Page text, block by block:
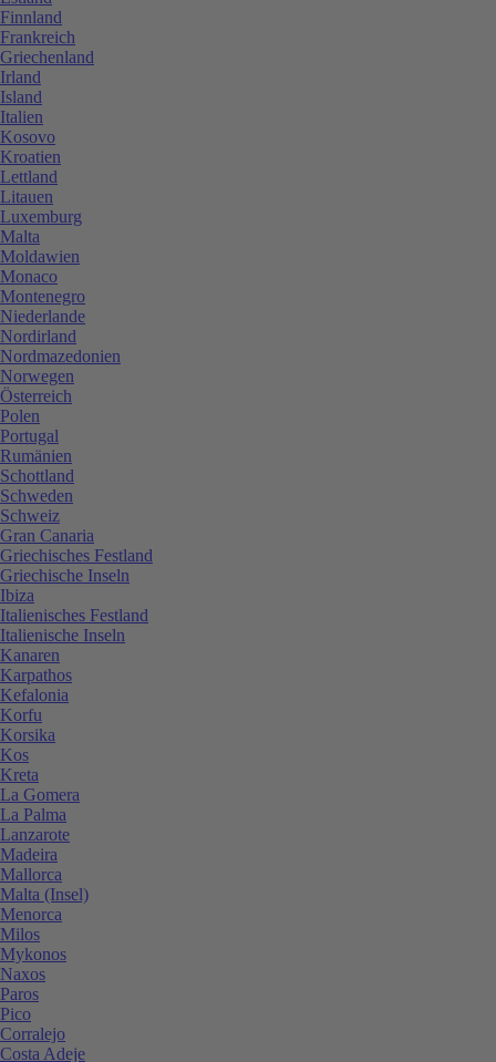
Finnland
Frankreich
Griechenland
Irland
Island
Italien
Kosovo
Kroatien
Lettland
Litauen
Luxemburg
Malta
Moldawien
Monaco
Montenegro
Niederlande
Nordirland
Nordmazedonien
Norwegen
Österreich
Polen
Portugal
Rumänien
Schottland
Schweden
Schweiz
Gran Canaria
Griechisches Festland
Griechische Inseln
Ibiza
Italienisches Festland
Italienische Inseln
Kanaren
Karpathos
Kefalonia
Korfu
Korsika
Kos
Kreta
La Gomera
La Palma
Lanzarote
Madeira
Mallorca
Malta (Insel)
Menorca
Milos
Mykonos
Naxos
Paros
Pico
Corralejo
Costa Adeje